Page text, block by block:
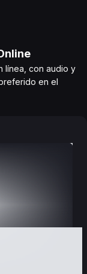
línea, con audio y
en el